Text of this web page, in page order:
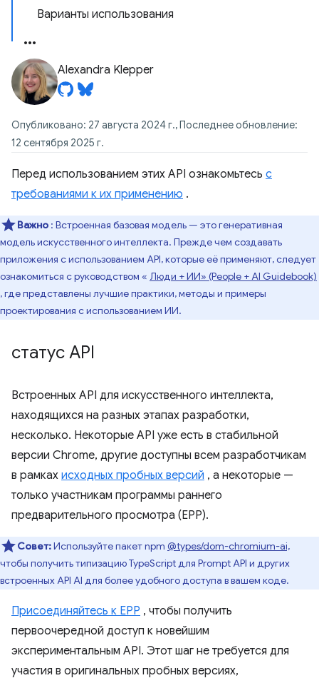
Варианты использования
Alexandra Klepper
Опубликовано: 27 августа 2024 г., Последнее обновление:
12 сентября 2025 г.
Перед использованием этих API ознакомьтесь с
требованиями к их применению .
Важно : Встроенная базовая модель — это генеративная
модель искусственного интеллекта. Прежде чем создавать
приложения с использованием API, которые её применяют, следует
ознакомиться с руководством « Люди + ИИ» (People + AI Guidebook)
, где представлены лучшие практики, методы и примеры
проектирования с использованием ИИ.
статус API
Встроенных API для искусственного интеллекта,
находящихся на разных этапах разработки,
несколько. Некоторые API уже есть в стабильной
версии Chrome, другие доступны всем разработчикам
в рамках исходных пробных версий , а некоторые —
только участникам программы раннего
предварительного просмотра (EPP).
Совет:Используйте пакет npm @types/dom-chromium-ai,
чтобы получить типизацию TypeScript для Prompt API и других
встроенных API AI для более удобного доступа в вашем коде.
Присоединяйтесь к EPP , чтобы получить
первоочередной доступ к новейшим
экспериментальным API. Этот шаг не требуется для
участия в оригинальных пробных версиях,